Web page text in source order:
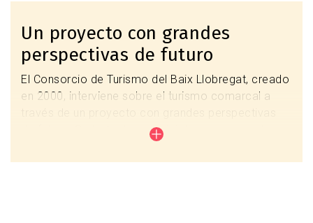
Un proyecto con grandes
perspectivas de futuro
El Consorcio de Turismo del Baix Llobregat, creado
en 2000, interviene sobre el turismo comarcal a
de futuro. Se trata de una iniciativa que apuesta por
creciente creación de nuevas infraestructuras